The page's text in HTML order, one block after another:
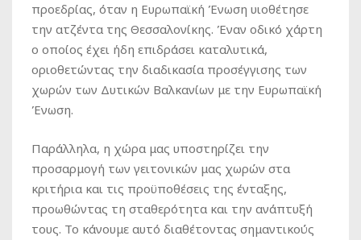
προεδρίας, όταν η Ευρωπαϊκή Ένωση υιοθέτησε
την ατζέντα της Θεσσαλονίκης. Έναν οδικό χάρτη
ο οποίος έχει ήδη επιδράσει καταλυτικά,
οριοθετώντας την διαδικασία προσέγγισης των
χωρών των Δυτικών Βαλκανίων με την Ευρωπαϊκή
Ένωση.
Παράλληλα, η χώρα μας υποστηρίζει την
προσαρμογή των γειτονικών μας χωρών στα
κριτήρια και τις προϋποθέσεις της ένταξης,
προωθώντας τη σταθερότητα και την ανάπτυξή
τους. Το κάνουμε αυτό διαθέτοντας σημαντικούς